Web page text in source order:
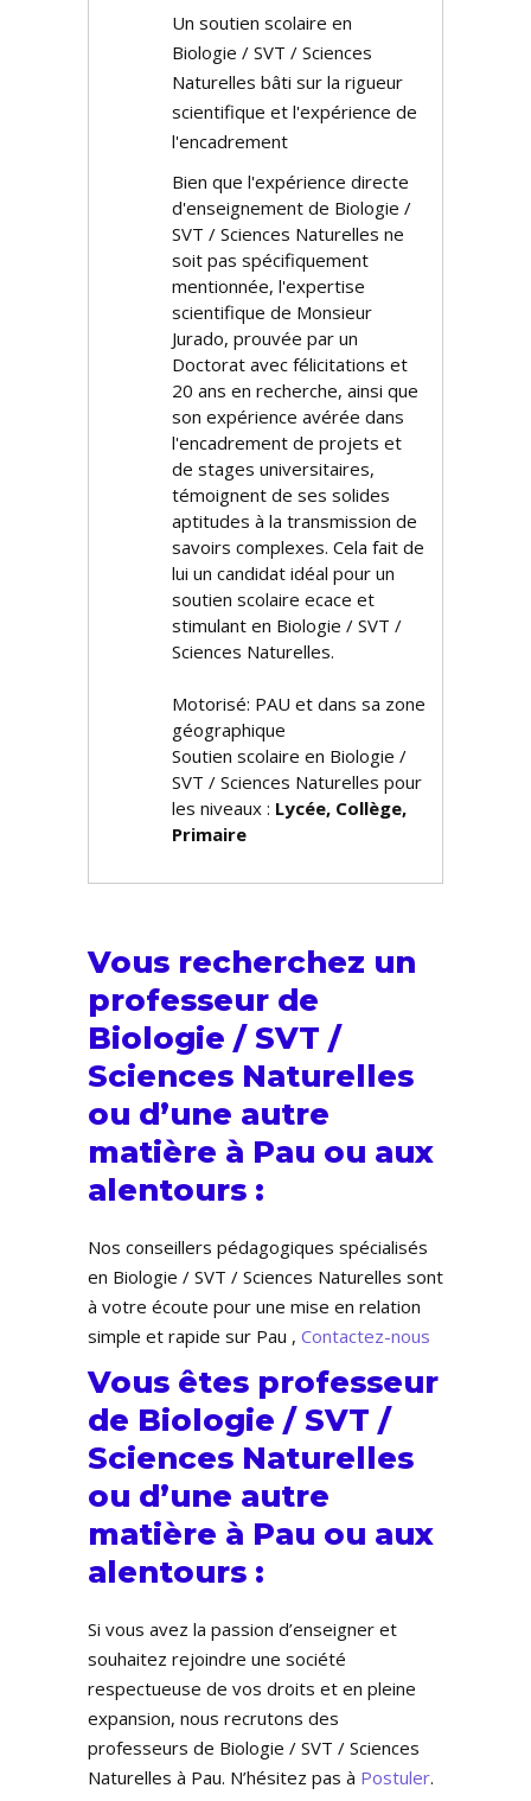
Un soutien scolaire en
Biologie / SVT / Sciences
Naturelles bâti sur la rigueur
scientifique et l'expérience de
l'encadrement
Bien que l'expérience directe
d'enseignement de Biologie /
SVT / Sciences Naturelles ne
soit pas spécifiquement
mentionnée, l'expertise
scientifique de Monsieur
Jurado, prouvée par un
Doctorat avec félicitations et
20 ans en recherche, ainsi que
son expérience avérée dans
l'encadrement de projets et
de stages universitaires,
témoignent de ses solides
aptitudes à la transmission de
savoirs complexes. Cela fait de
lui un candidat idéal pour un
soutien scolaire efficace et
stimulant en Biologie / SVT /
Sciences Naturelles.
Motorisé: PAU et dans sa zone
géographique
Soutien scolaire en Biologie /
SVT / Sciences Naturelles pour
les niveaux : Lycée, Collège,
Primaire
Vous recherchez un
professeur de
Biologie / SVT /
Sciences Naturelles
ou d’une autre
matière à Pau ou aux
alentours :
Nos conseillers pédagogiques spécialisés
en Biologie / SVT / Sciences Naturelles sont
à votre écoute pour une mise en relation
simple et rapide sur Pau , Contactez-nous
Vous êtes professeur
de Biologie / SVT /
Sciences Naturelles
ou d’une autre
matière à Pau ou aux
alentours :
Si vous avez la passion d’enseigner et
souhaitez rejoindre une société
respectueuse de vos droits et en pleine
expansion, nous recrutons des
professeurs de Biologie / SVT / Sciences
Naturelles à Pau. N’hésitez pas à Postuler.